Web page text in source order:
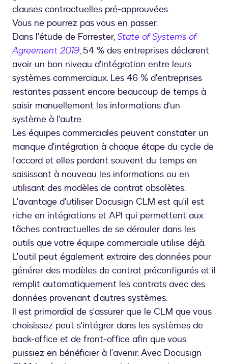
clauses contractuelles pré-approuvées.
Vous ne pourrez pas vous en passer.
Dans l'étude de Forrester,State of Systems of
Agreement 2019, 54 % des entreprises déclarent
avoir un bon niveau d'intégration entre leurs
systèmes commerciaux. Les 46 % d'entreprises
restantes passent encore beaucoup de temps à
saisir manuellement les informations d'un
système à l'autre.
Les équipes commerciales peuvent constater un
manque d'intégration à chaque étape du cycle de
l'accord et elles perdent souvent du temps en
saisissant à nouveau les informations ou en
utilisant des modèles de contrat obsolètes.
L'avantage d'utiliser Docusign CLM est qu'il est
riche en intégrations et API qui permettent aux
tâches contractuelles de se dérouler dans les
outils que votre équipe commerciale utilise déjà.
L'outil peut également extraire des données pour
générer des modèles de contrat préconfigurés et il
remplit automatiquement les contrats avec des
données provenant d'autres systèmes.
Il est primordial de s'assurer que le CLM que vous
choisissez peut s'intégrer dans les systèmes de
back-office et de front-office afin que vous
puissiez en bénéficier à l'avenir. Avec Docusign